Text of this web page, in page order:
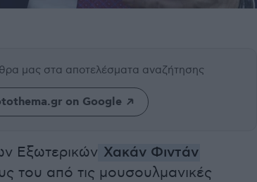
μας στα αποτελέσματα αναζήτησης
on Google
Εξωτερικών Χακάν Φιντάν
του από τις μουσουλμανικές